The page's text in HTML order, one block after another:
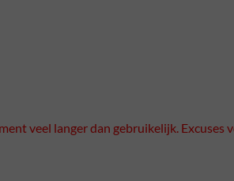
veel langer dan gebruikelijk. Excuses